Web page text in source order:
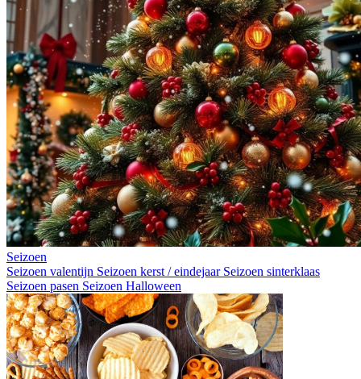
Seizoen
Seizoen valentijn Seizoen kerst / eindejaar Seizoen sinterklaas
Seizoen pasen Seizoen Halloween